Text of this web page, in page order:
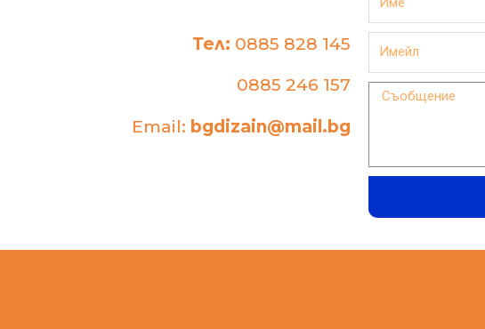
Тел: 0885 828 145
0885 246 157
Email: bgdizain@mail.bg